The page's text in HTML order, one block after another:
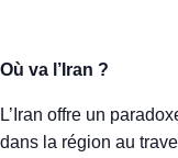
Où va l’Iran ?
L’Iran offre un
dans la région au